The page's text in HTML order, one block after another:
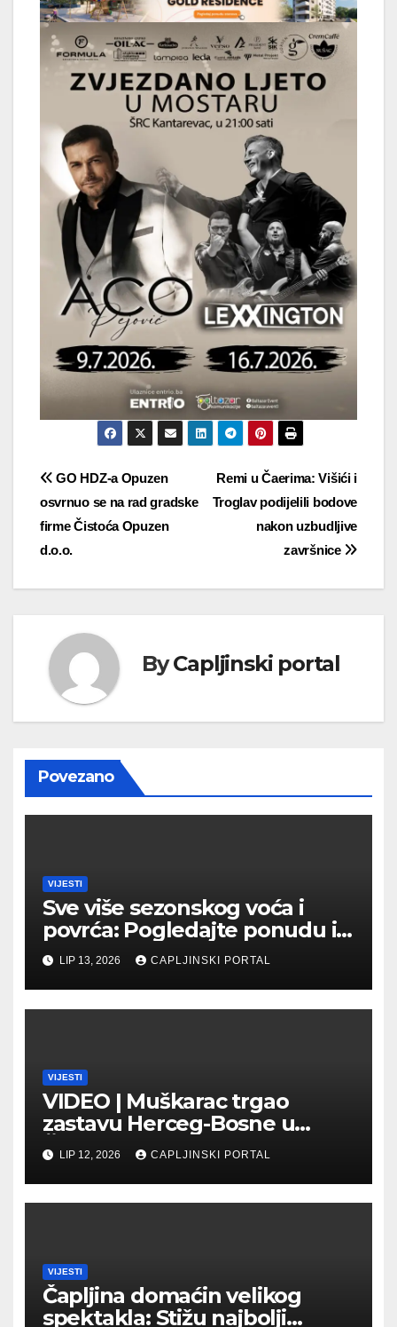
Navigacija
objava
Remi u Čaerima: Višići i
Troglav podijelili bodove
nakon uzbudljive
završnice
GO HDZ-a Opuzen
osvrnuo se na rad gradske
firme Čistoća Opuzen
d.o.o.
ByCapljinski portal
Povezano
VIJESTI
Sve više sezonskog voća i
povrća: Pogledajte ponudu i
cijene na čapljinskoj
Veletržnici
LIP 13, 2026 CAPLJINSKI PORTAL
VIJESTI
VIDEO | Muškarac trgao
zastavu Herceg-Bosne u
Čapljini: Traži se hitno
uhićenje
LIP 12, 2026 CAPLJINSKI PORTAL
VIJESTI
Čapljina domaćin velikog
spektakla: Stižu najbolji